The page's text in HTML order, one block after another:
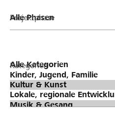
Projektphase
Kategorien